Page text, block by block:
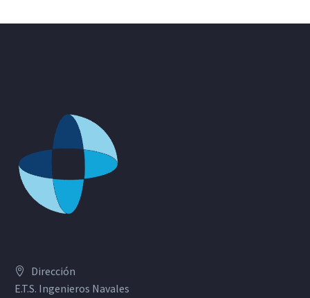
Dirección
E.T.S. Ingenieros Navales